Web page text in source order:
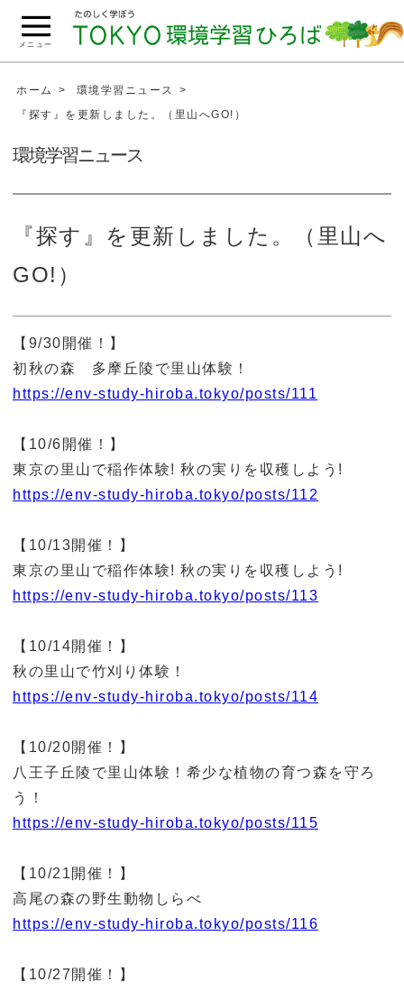
ペ
本
メニュー
ホーム
環境学習ニュース
『探す』を更新しました。（里山へGO!）
環境学習ニュース
『探す』を更新しました。（里山へ
GO!）
【9/30開催！】
初秋の森 多摩丘陵で里山体験！
https://env-study-hiroba.tokyo/posts/111
【10/6開催！】
東京の里山で稲作体験! 秋の実りを収穫しよう!
https://env-study-hiroba.tokyo/posts/112
【10/13開催！】
東京の里山で稲作体験! 秋の実りを収穫しよう!
https://env-study-hiroba.tokyo/posts/113
【10/14開催！】
秋の里山で竹刈り体験！
https://env-study-hiroba.tokyo/posts/114
【10/20開催！】
八王子丘陵で里山体験！希少な植物の育つ森を守ろ
う！
https://env-study-hiroba.tokyo/posts/115
【10/21開催！】
高尾の森の野生動物しらべ
https://env-study-hiroba.tokyo/posts/116
【10/27開催！】